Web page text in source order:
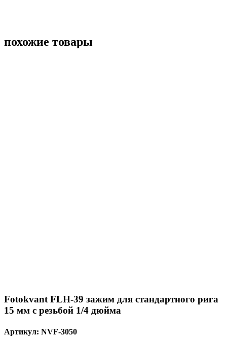
похожие товары
Fotokvant FLH-39 зажим для стандартного рига
15 мм с резьбой 1/4 дюйма
Артикул: NVF-3050